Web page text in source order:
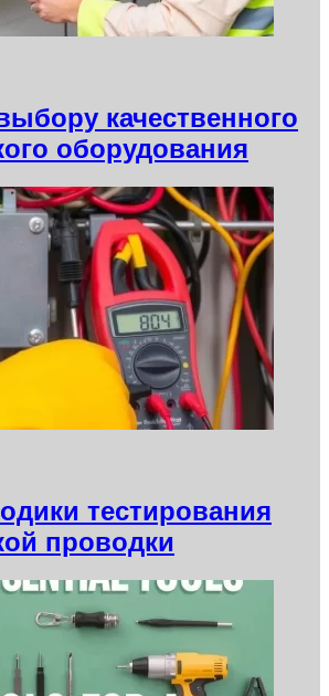
качественного
оборудования
тестирования
проводки